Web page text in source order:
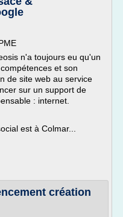
n'a toujours eu qu'un
et son
de site web au service
sur un support de
: internet.
est à Colmar...
création